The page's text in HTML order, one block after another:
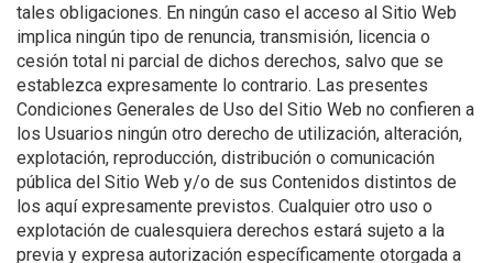
tales obligaciones. En ningún caso el acceso al Sitio Web
implica ningún tipo de renuncia, transmisión, licencia o
cesión total ni parcial de dichos derechos, salvo que se
establezca expresamente lo contrario. Las presentes
Condiciones Generales de Uso del Sitio Web no confieren a
los Usuarios ningún otro derecho de utilización, alteración,
explotación, reproducción, distribución o comunicación
pública del Sitio Web y/o de sus Contenidos distintos de
los aquí expresamente previstos. Cualquier otro uso o
explotación de cualesquiera derechos estará sujeto a la
previa y expresa autorización específicamente otorgada a